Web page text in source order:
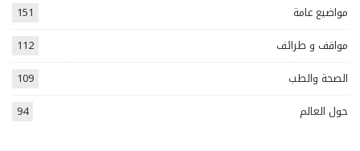
مواضيع عامة
151
مواقف و طرائف
112
الصحة والطب
109
حول العالم
94